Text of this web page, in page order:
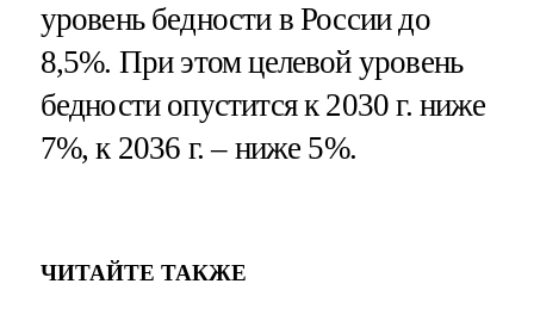
уровень бедности в России до
8,5%. При этом целевой уровень
бедности опустится к 2030 г. ниже
7%, к 2036 г. – ниже 5%.
ЧИТАЙТЕ ТАКЖЕ